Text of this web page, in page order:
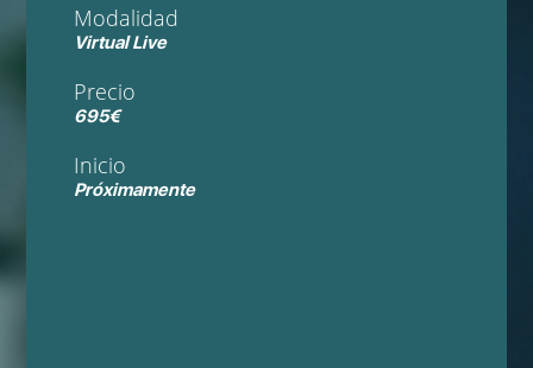
Modalidad
Virtual Live
Precio
695€
Inicio
Próximamente